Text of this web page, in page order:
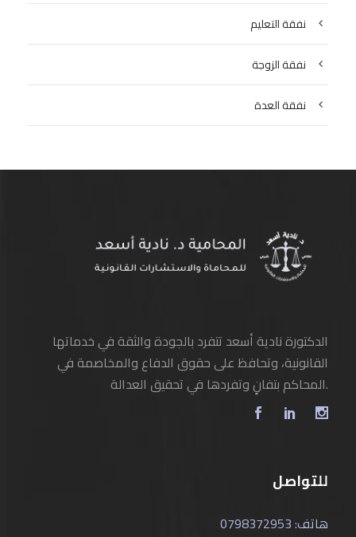
نفقة التعليم
نفقة الزوجة
نفقة العدة
الدكتورة نادية أسعد تتفرد بالجودة والثقة في خدماتها
القانونية، وتحافظ على حقوق الدفاع والمخاصمة في
المحاكم بتفانٍ وتفردها في تحقيق العدالة.
للتواصل
هاتف: 0798372953